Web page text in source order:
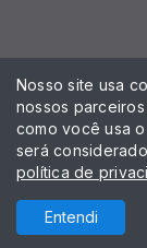
Nosso site usa
nossos
como você usa
será
política de
Entendi